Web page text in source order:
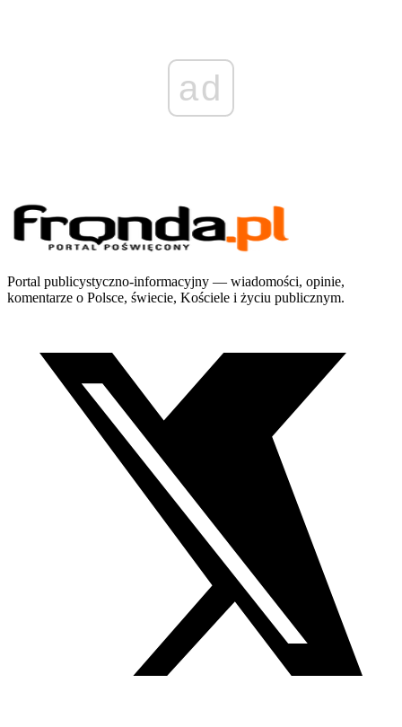
ad
Portal publicystyczno-informacyjny — wiadomości, opinie,
komentarze o Polsce, świecie, Kościele i życiu publicznym.